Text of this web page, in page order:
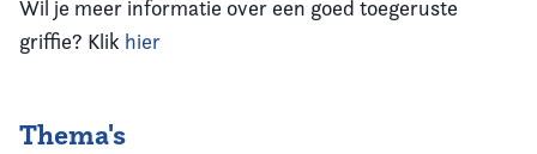
Wil je meer informatie over een goed toegeruste
griffie? Klik hier
Thema's